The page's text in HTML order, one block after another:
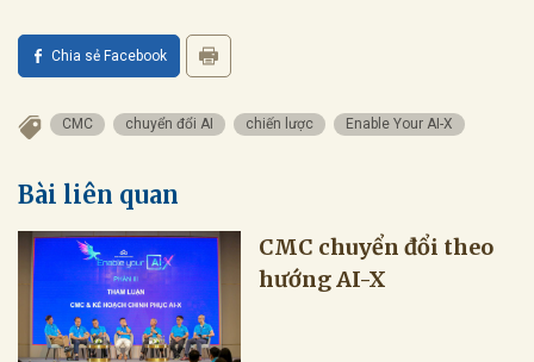
Chia sẻ Facebook
CMC chuyển đổi AI chiến lược Enable Your AI-X
Bài liên quan
CMC chuyển đổi theo
hướng AI-X